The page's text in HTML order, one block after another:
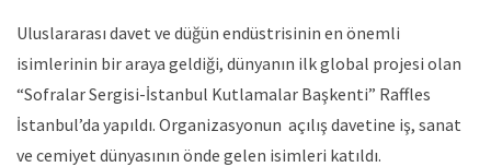
Uluslararası davet ve düğün endüstrisinin en önemli
isimlerinin bir araya geldiği, dünyanın ilk global projesi olan
“Sofralar Sergisi-İstanbul Kutlamalar Başkenti” Raffles
İstanbul’da yapıldı. Organizasyonun açılış davetine iş, sanat
ve cemiyet dünyasının önde gelen isimleri katıldı.